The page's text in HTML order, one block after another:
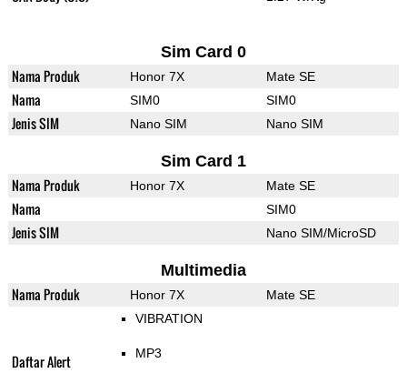
Sim Card 0
Nama Produk Honor 7X Mate SE
Nama SIM0 SIM0
Jenis SIM Nano SIM Nano SIM
Sim Card 1
Nama Produk Honor 7X Mate SE
Nama SIM0
Jenis SIM Nano SIM/MicroSD
Multimedia
Nama Produk Honor 7X Mate SE
Daftar Alert
VIBRATION
MP3